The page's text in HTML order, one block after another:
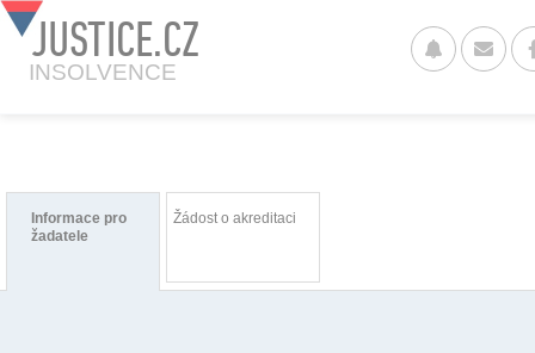
JUSTICE.CZ
INSOLVENCE
Informace pro
žadatele
Žádost o akreditaci